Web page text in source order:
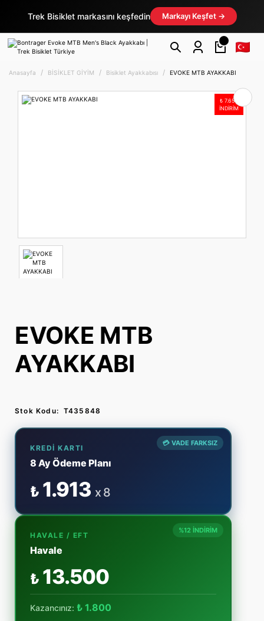
Trek Bisiklet markasını keşfedin Markayı Keşfet →
Anasayfa BİSİKLET GİYİM Bisiklet Ayakkabısı EVOKE MTB AYAKKABI
₺ 7.650
İNDİRİM
EVOKE MTB
AYAKKABI
Stok Kodu: T435848
💳 VADE FARKSIZ
KREDI KARTI
8 Ay Ödeme Planı
₺ 1.913 x 8
%12 İNDİRİM
HAVALE / EFT
Havale
₺ 13.500
Kazancınız: ₺ 1.800